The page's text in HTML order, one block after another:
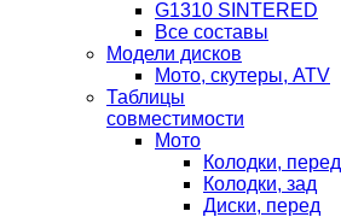
G1310 SINTERED
Все составы
Модели дисков
Мото, скутеры, ATV
Таблицы
совместимости
Мото
Колодки, перед
Колодки, зад
Диски, перед